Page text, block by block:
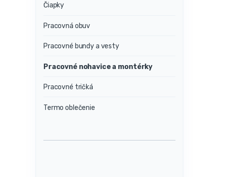
Čiapky
Pracovná obuv
Pracovné bundy a vesty
Pracovné nohavice a montérky
Pracovné tričká
Termo oblečenie